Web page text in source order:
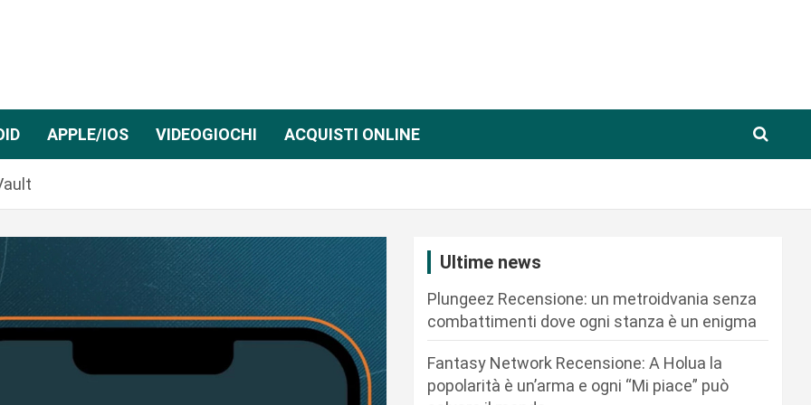
APPLE/IOS VIDEOGIOCHI ACQUISTI ONLINE
Ultime news
Plungeez Recensione: un metroidvania senza
combattimenti dove ogni stanza è un enigma
Fantasy Network Recensione: A Holua la
popolarità è un’arma e ogni “Mi piace” può